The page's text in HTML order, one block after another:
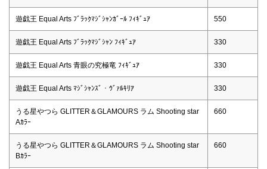
遊戯王 Equal Arts ﾌﾞﾗｯｸﾏｼﾞｼｬﾝｶﾞｰﾙ ﾌｨｷﾞｭｱ 550
遊戯王 Equal Arts ﾌﾞﾗｯｸﾏｼﾞｼｬﾝ ﾌｨｷﾞｭｱ 330
遊戯王 Equal Arts 青眼の究極竜 ﾌｨｷﾞｭｱ 330
遊戯王 Equal Arts ﾏｼﾞｼｬﾝｽﾞ・ｳﾞｧﾙｷﾘｱ 330
うる星やつら GLITTER＆GLAMOURS ラム Shooting star
Aｶﾗｰ
660
うる星やつら GLITTER＆GLAMOURS ラム Shooting star
Bｶﾗｰ
660